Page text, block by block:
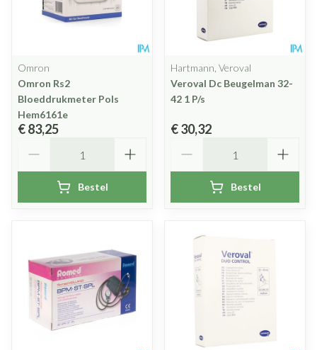
Omron
Omron Rs2
Bloeddrukmeter Pols
Hem6161e
€ 83,25
Bestel
Hartmann, Veroval
Veroval Dc Beugelman 32-
42 1 P/s
€ 30,32
Bestel